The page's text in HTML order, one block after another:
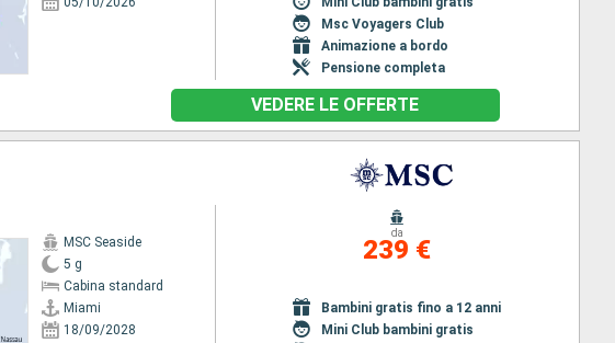
Msc Voyagers Club
Animazione a bordo
Pensione completa
VEDERE LE OFFERTE
MSC Seaside
5 g
Cabina standard
Miami
18/09/2028
da
239 €
Bambini gratis fino a 12 anni
Mini Club bambini gratis